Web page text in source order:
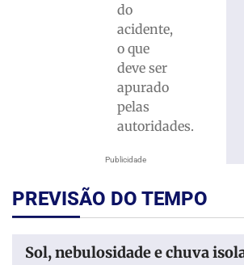
Publicidade
do
acidente,
o que
deve ser
apurado
pelas
autoridades.
PREVISÃO DO TEMPO
Sol, nebulosidade e chuva